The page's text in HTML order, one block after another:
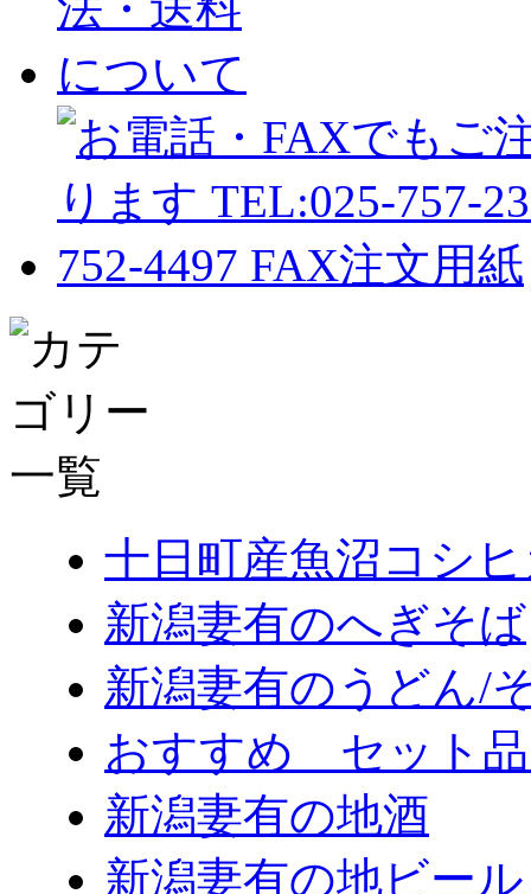
十日町産魚沼コシ
新潟妻有のへぎそば
新潟妻有のうどん/
おすすめ セット
新潟妻有の地酒
新潟妻有の地ビール